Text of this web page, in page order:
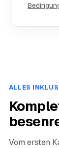
ALLES
Vom ersten